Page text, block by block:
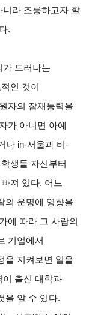
라 조롱하고자 할
.
가 드러나는
인 것이
자의 잠재능력을
가 아니면 아예
나 in-서울과 비-
생들 자신부터
져 있다. 어느
의 운명에 영향을
에 따라 그 사람의
기업에서
을 지켜보면 일을
이 출신 대학과
을 알 수 있다.